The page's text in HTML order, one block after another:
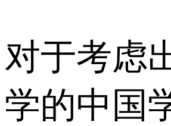
对于考虑
学的中国